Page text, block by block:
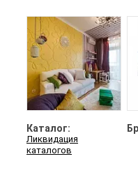
Каталог:
Ликвидация
каталогов